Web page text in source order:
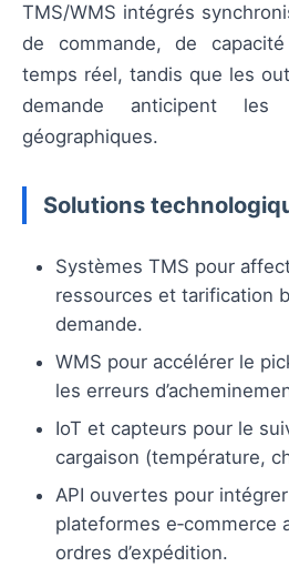
TMS/WMS intégrés
de commande, de
temps réel, tandis que les
demande anticipent
géographiques.
Solutions
Systèmes TMS pour
ressources et tarification
demande.
WMS pour accélérer le
les erreurs
IoT et capteurs pour le
cargaison (température,
API ouvertes pour
plateformes e‑commerce
ordres d’expédition.